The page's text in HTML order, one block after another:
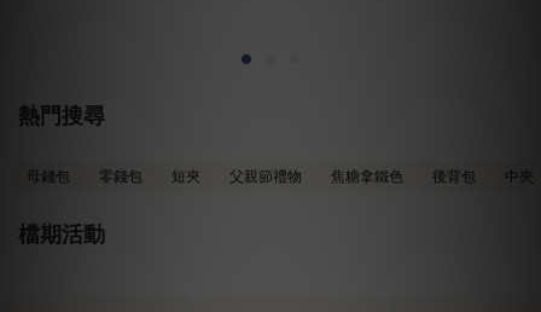
熱門搜尋
母錢包 零錢包 短夾 父親節禮物 焦糖拿鐵色 後背包 中夾
檔期活動